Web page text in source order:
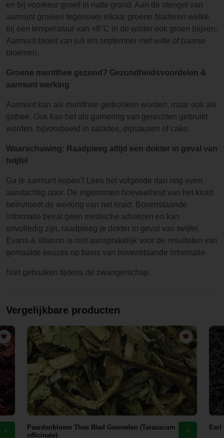
en bij voorkeur groeit in natte grond. Aan de stengel van
aarmunt groeien tegenover elkaar groene bladeren welke
bij een temperatuur van +8°C in de winter ook groen blijven.
Aarmunt bloeit van juli t/m september met witte of paarse
bloemen.
Groene muntthee gezond? Gezondheidsvoordelen &
aarmunt werking
Aarmunt kan als muntthee gedronken worden, maar ook als
ijsthee. Ook kan het als garnering van gerechten gebruikt
worden, bijvoorbeeld in salades, dipsausen of cake.
Waarschuwing: Raadpleeg altijd een dokter in geval van
twijfel
Ga je aarmunt kopen? Lees het volgende dan nog even
aandachtig door. De ingenomen hoeveelheid van het kruid
beïnvloedt de werking van het kruid. Bovenstaande
informatie bevat geen medische adviezen en kan
onvolledig zijn, raadpleeg je dokter in geval van twijfel.
Evans & Watson is niet aansprakelijk voor de resultaten van
gemaakte keuzes op basis van bovenstaande informatie.
Niet gebruiken tijdens de zwangerschap.
Vergelijkbare producten
Paardenbloem Thee Blad Gesneden (Taraxacum
officinale)
Earl